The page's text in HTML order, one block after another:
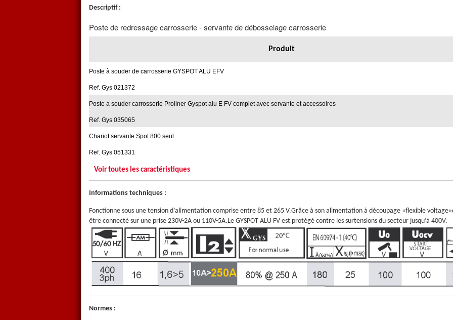
Descriptif :
Poste de redressage carrosserie - servante de débosselage carrosserie
Produit
Poste à souder de carrosserie GYSPOT ALU EFV
Ref. Gys 021372
Poste a souder carrosserie Proliner Gyspot alu E FV complet avec servante et accessoires
Ref. Gys 035065
Chariot servante Spot 800 seul
Ref. Gys 051331
Voir toutes les caractéristiques
Informations techniques :
Fonctionne sous une tension d’alimentation comprise entre 85 et 265 V.Grâce à son alimentation à découpage «flexible
être connecté sur une prise 230V-2A ou 110V-5A.Le GYSPOT ALU FV est protégé contre les surtensions du secteur jusqu’à 400V.
Normes :